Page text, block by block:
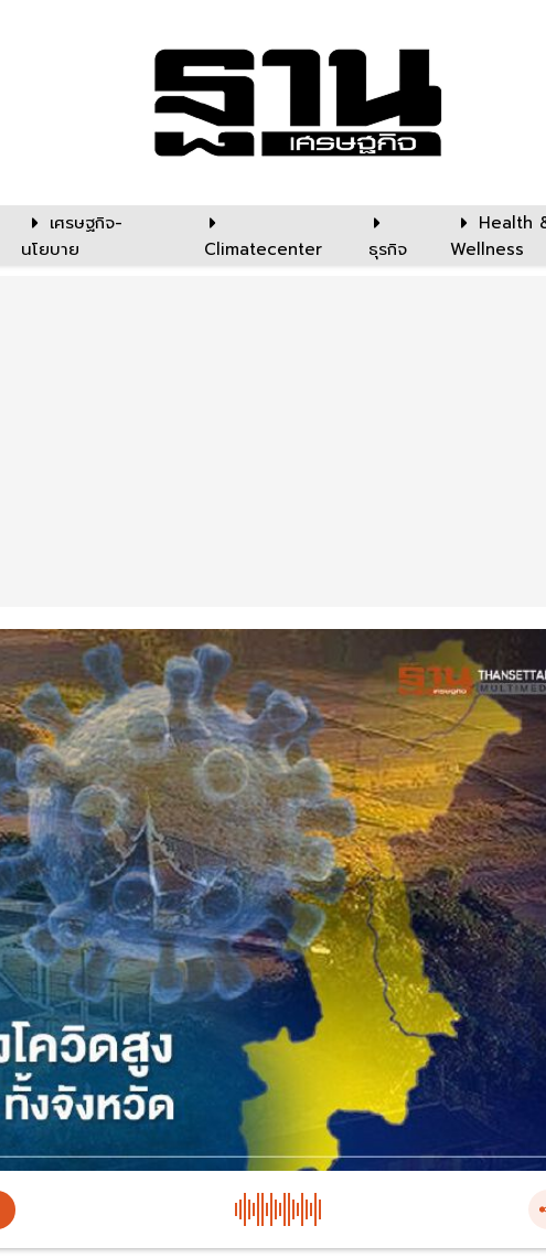
เศรษฐกิจ-
นโยบาย
Climatecenter ธุรกิจ
Health
Wellness